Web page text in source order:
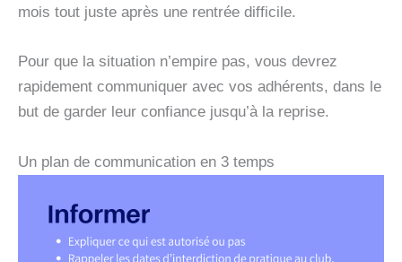
mois tout juste après une rentrée difficile.
Pour que la situation n’empire pas, vous devrez
rapidement communiquer avec vos adhérents, dans le
but de garder leur confiance jusqu’à la reprise.
Un plan de communication en 3 temps